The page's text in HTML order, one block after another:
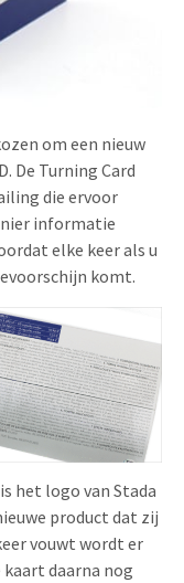
om een nieuw
De Turning Card
die ervoor
informatie
elke keer als u
komt.
het logo van Stada
product dat zij
vouwt wordt er
daarna nog